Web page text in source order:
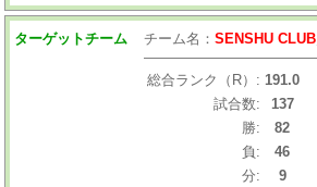
ターゲットチーム チーム名： SENSHU CLUB
総合ランク（R）: 191.0
試合数:
137
勝:
82
負:
46
分:
9